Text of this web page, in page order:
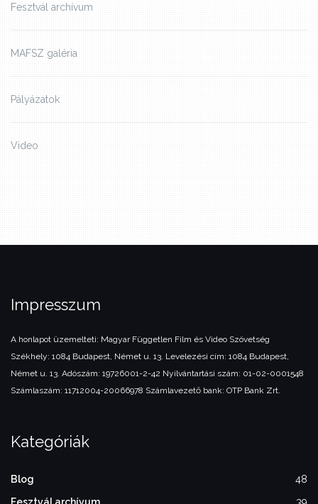
Fesztvál archívum
MAFSZ galéria
Pályázatok
Video
Impresszum
A honlapot üzemelteti: Magyar Független Film és Video Szövetség
Székhely: 1084 Budapest, Német u. 13. Levelezési cím: 1084 Budapest,
Német u. 13. Adószám: 19726001-2-42 Nyilvántartási szám: 01-02-0001548
Számlaszám: 11712004-20066978 Számlavezető bank: OTP Bank Zrt.
Kategóriák
Blog
48
Fesztvál archívum
39